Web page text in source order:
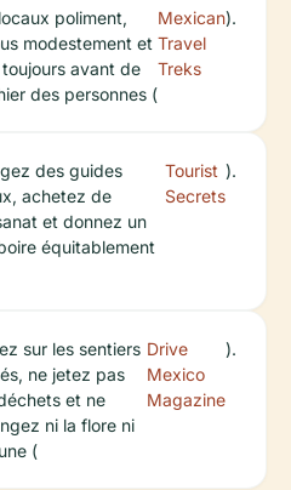
poliment,
modestement et
avant de
des personnes (
Mexican
Travel
Treks
).
des guides
achetez de
et donnez un
équitablement
Tourist
Secrets
).
sur les sentiers
ne jetez pas
et ne
ni la flore ni
(
Drive
Mexico
Magazine
).